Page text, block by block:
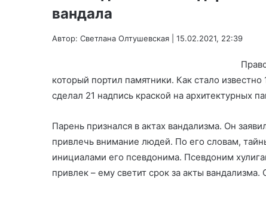
вандала
Автор: Светлана Олтушевская | 15.02.2021, 22:39
который портил памятники. Как стало
сделал 21 надпись краской на архитектурных
Парень признался в актах вандализма. Он
привлечь внимание людей. По его словам,
инициалами его псевдонима. Псевдоним
привлек – ему светит срок за акты